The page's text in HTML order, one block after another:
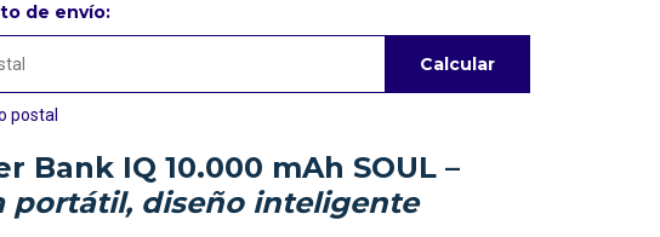
de envío:
Calcular
postal
Bank IQ 10.000 mAh SOUL –
portátil, diseño inteligente